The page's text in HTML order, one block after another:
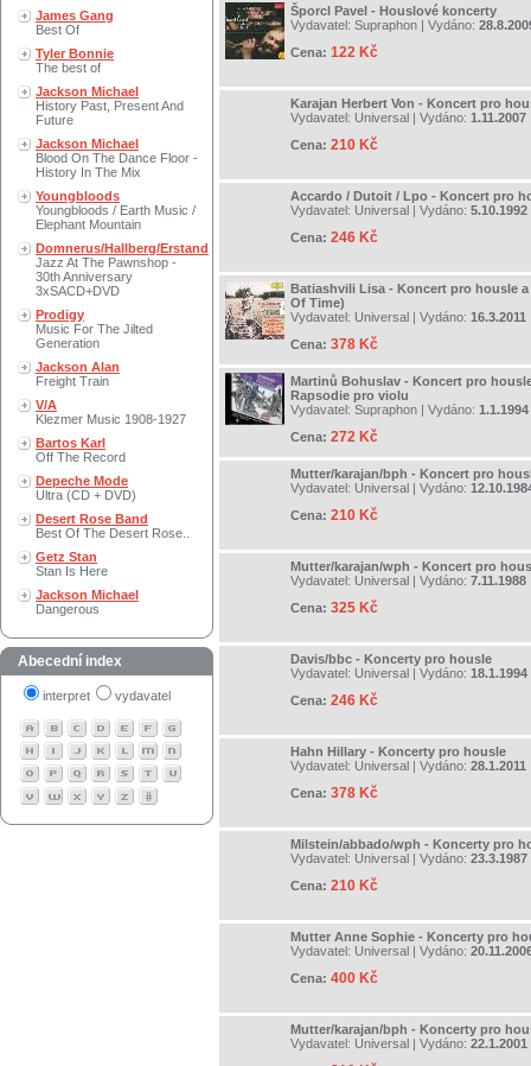
James Gang
Best Of
Tyler Bonnie
The best of
Jackson Michael
History Past, Present And
Future
Jackson Michael
Blood On The Dance Floor -
History In The Mix
Youngbloods
Youngbloods / Earth Music /
Elephant Mountain
Domnerus/Hallberg/Erstand
Jazz At The Pawnshop -
30th Anniversary
3xSACD+DVD
Prodigy
Music For The Jilted
Generation
Jackson Alan
Freight Train
V/A
Klezmer Music 1908-1927
Bartos Karl
Off The Record
Depeche Mode
Ultra (CD + DVD)
Desert Rose Band
Best Of The Desert Rose..
Getz Stan
Stan Is Here
Jackson Michael
Dangerous
Abecední index
interpret vydavatel
Šporcl Pavel - Houslové koncerty
Vydavatel: Supraphon | Vydáno:
Cena: 122 Kč
Karajan Herbert Von - Koncert pro
Vydavatel: Universal | Vydáno: 1.11.2007
Cena: 210 Kč
Accardo / Dutoit / Lpo - Koncert pro
Vydavatel: Universal | Vydáno: 5.10.1992
Cena: 246 Kč
Batiashvili Lisa - Koncert pro housle a
Of Time)
Vydavatel: Universal | Vydáno: 16.3.2011
Cena: 378 Kč
Martinů Bohuslav - Koncert pro
Rapsodie pro violu
Vydavatel: Supraphon | Vydáno: 1.1.1994
Cena: 272 Kč
Mutter/karajan/bph - Koncert pro
Vydavatel: Universal | Vydáno:
Cena: 210 Kč
Mutter/karajan/wph - Koncert pro
Vydavatel: Universal | Vydáno: 7.11.1988
Cena: 325 Kč
Davis/bbc - Koncerty pro housle
Vydavatel: Universal | Vydáno: 18.1.1994
Cena: 246 Kč
Hahn Hillary - Koncerty pro housle
Vydavatel: Universal | Vydáno: 28.1.2011
Cena: 378 Kč
Milstein/abbado/wph - Koncerty pro
Vydavatel: Universal | Vydáno: 23.3.1987
Cena: 210 Kč
Mutter Anne Sophie - Koncerty pro
Vydavatel: Universal | Vydáno:
Cena: 400 Kč
Mutter/karajan/bph - Koncerty pro
Vydavatel: Universal | Vydáno: 22.1.2001